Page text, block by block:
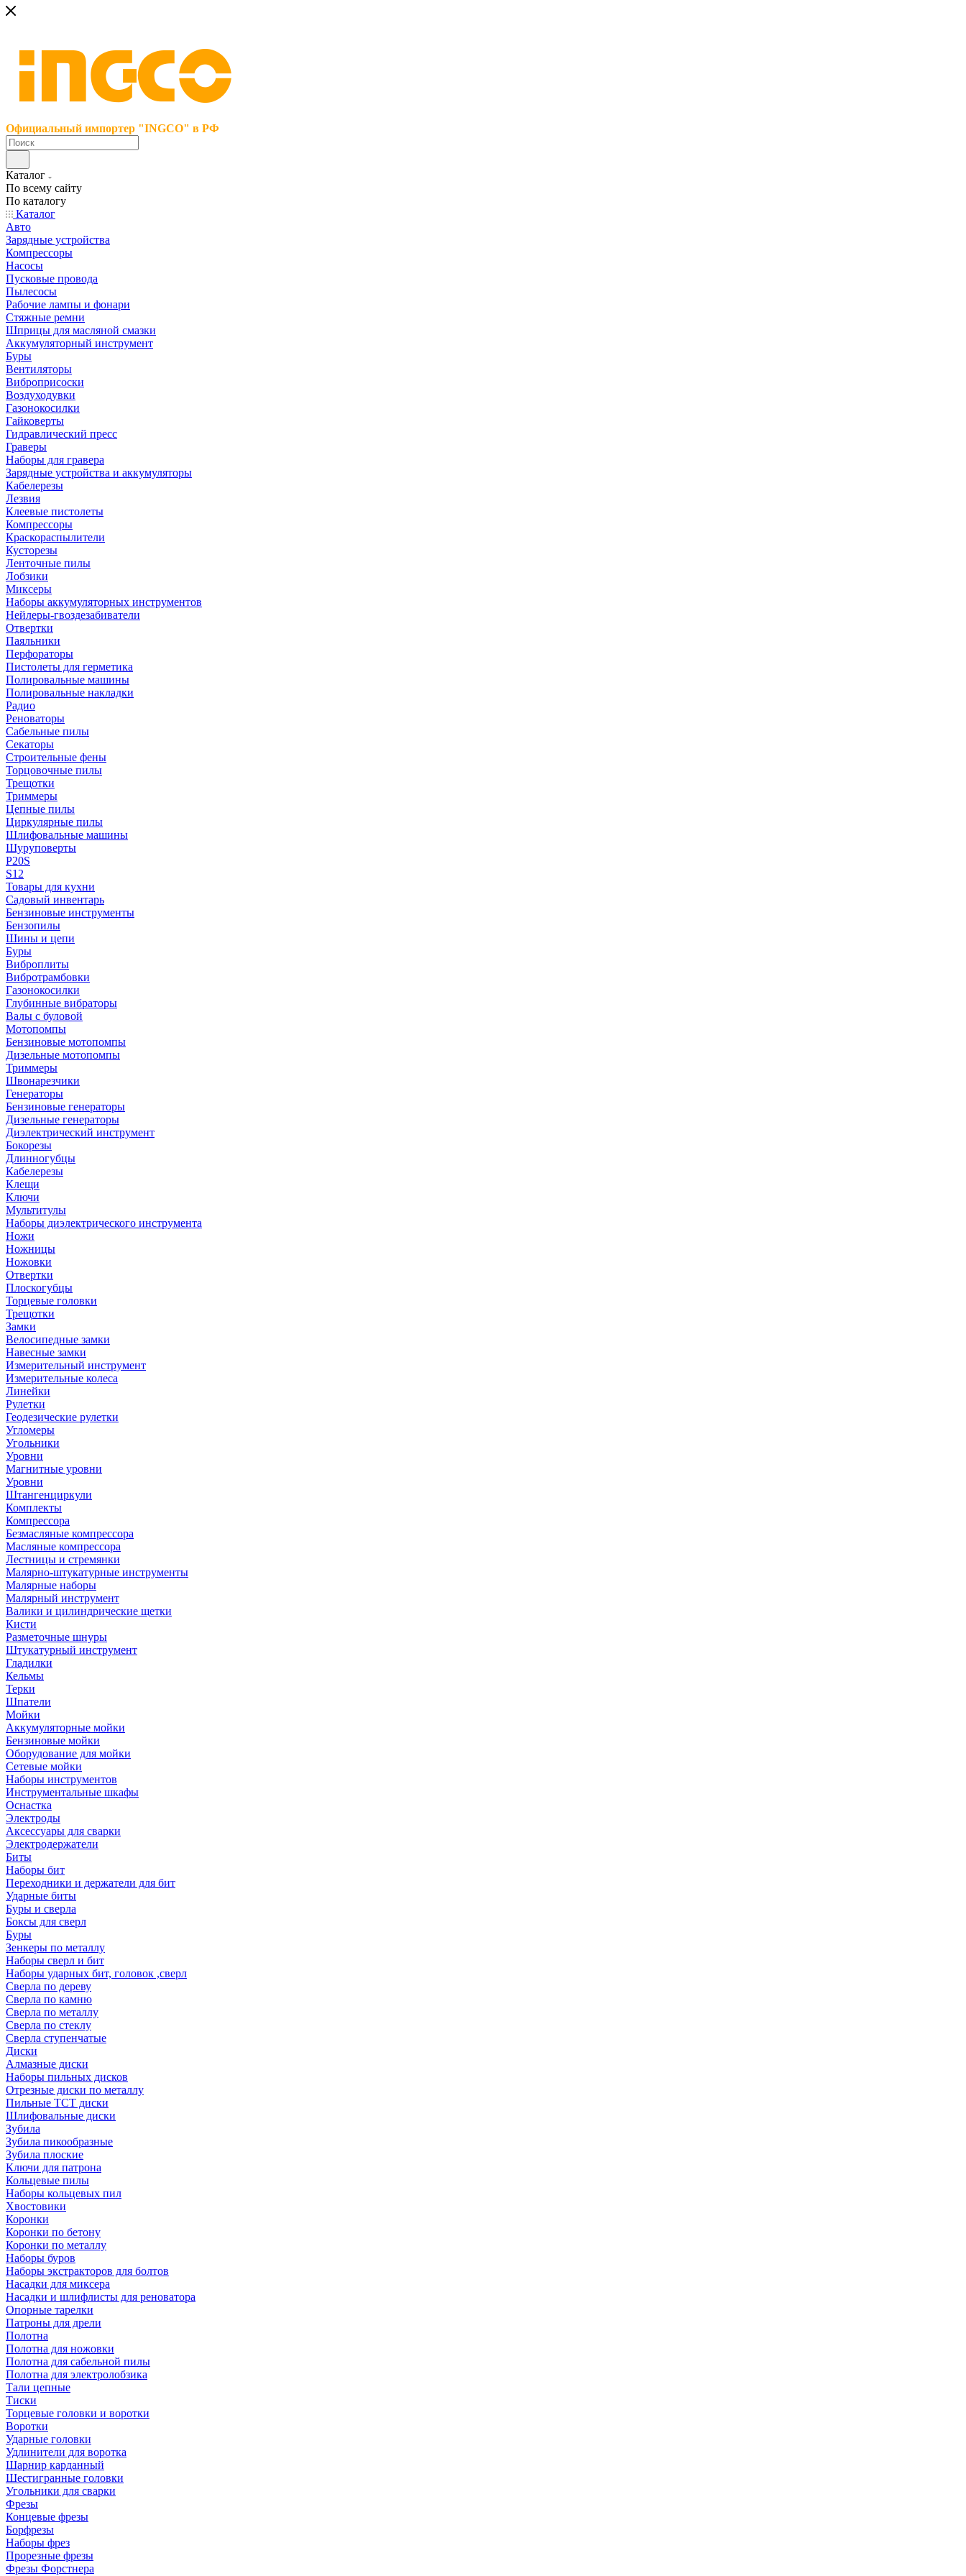
Официальный импортер "INGCO" в РФ
Каталог
По всему сайту
По каталогу
Каталог
Авто
Зарядные устройства
Компрессоры
Насосы
Пусковые провода
Пылесосы
Рабочие лампы и фонари
Стяжные ремни
Шприцы для масляной смазки
Аккумуляторный инструмент
Буры
Вентиляторы
Виброприсоски
Воздуходувки
Газонокосилки
Гайковерты
Гидравлический пресс
Граверы
Наборы для гравера
Зарядные устройства и аккумуляторы
Кабелерезы
Лезвия
Клеевые пистолеты
Компрессоры
Краскораспылители
Кусторезы
Ленточные пилы
Лобзики
Миксеры
Наборы аккумуляторных инструментов
Нейлеры-гвоздезабиватели
Отвертки
Паяльники
Перфораторы
Пистолеты для герметика
Полировальные машины
Полировальные накладки
Радио
Реноваторы
Сабельные пилы
Секаторы
Строительные фены
Торцовочные пилы
Трещотки
Триммеры
Цепные пилы
Циркулярные пилы
Шлифовальные машины
Шуруповерты
P20S
S12
Товары для кухни
Садовый инвентарь
Бензиновые инструменты
Бензопилы
Шины и цепи
Буры
Виброплиты
Вибротрамбовки
Газонокосилки
Глубинные вибраторы
Валы с буловой
Мотопомпы
Бензиновые мотопомпы
Дизельные мотопомпы
Триммеры
Швонарезчики
Генераторы
Бензиновые генераторы
Дизельные генераторы
Диэлектрический инструмент
Бокорезы
Длинногубцы
Кабелерезы
Клещи
Ключи
Мультитулы
Наборы диэлектрического инструмента
Ножи
Ножницы
Ножовки
Отвертки
Плоскогубцы
Торцевые головки
Трещотки
Замки
Велосипедные замки
Навесные замки
Измерительный инструмент
Измерительные колеса
Линейки
Рулетки
Геодезические рулетки
Угломеры
Угольники
Уровни
Магнитные уровни
Уровни
Штангенциркули
Комплекты
Компрессора
Безмасляные компрессора
Масляные компрессора
Лестницы и стремянки
Малярно-штукатурные инструменты
Малярные наборы
Малярный инструмент
Валики и цилиндрические щетки
Кисти
Разметочные шнуры
Штукатурный инструмент
Гладилки
Кельмы
Терки
Шпатели
Мойки
Аккумуляторные мойки
Бензиновые мойки
Оборудование для мойки
Сетевые мойки
Наборы инструментов
Инструментальные шкафы
Оснастка
Электроды
Аксессуары для сварки
Электродержатели
Биты
Наборы бит
Переходники и держатели для бит
Ударные биты
Буры и сверла
Боксы для сверл
Буры
Зенкеры по металлу
Наборы сверл и бит
Наборы ударных бит, головок ,сверл
Сверла по дереву
Сверла по камню
Сверла по металлу
Сверла по стеклу
Сверла ступенчатые
Диски
Алмазные диски
Наборы пильных дисков
Отрезные диски по металлу
Пильные TCT диски
Шлифовальные диски
Зубила
Зубила пикообразные
Зубила плоские
Ключи для патрона
Кольцевые пилы
Наборы кольцевых пил
Хвостовики
Коронки
Коронки по бетону
Коронки по металлу
Наборы буров
Наборы экстракторов для болтов
Насадки для миксера
Насадки и шлифлисты для реноватора
Опорные тарелки
Патроны для дрели
Полотна
Полотна для ножовки
Полотна для сабельной пилы
Полотна для электролобзика
Тали цепные
Тиски
Торцевые головки и воротки
Воротки
Ударные головки
Удлинители для воротка
Шарнир карданный
Шестигранные головки
Угольники для сварки
Фрезы
Концевые фрезы
Борфрезы
Наборы фрез
Прорезные фрезы
Фрезы Форстнера